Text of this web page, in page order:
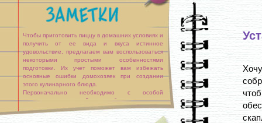
Чтобы приготовить пиццу в домашних условиях и
получить от ее вида и вкуса истинное
удовольствие, предлагаем вам воспользоваться
некоторыми простыми особенностями
подготовки. Их учет поможет вам избежать
основные ошибки домохозяек при создании
этого кулинарного блюда.
Первоначально необходимо с особой
тщательностью подойти к выбору рецепта и
замесу теста для пиццы. Основа вашей пиццы